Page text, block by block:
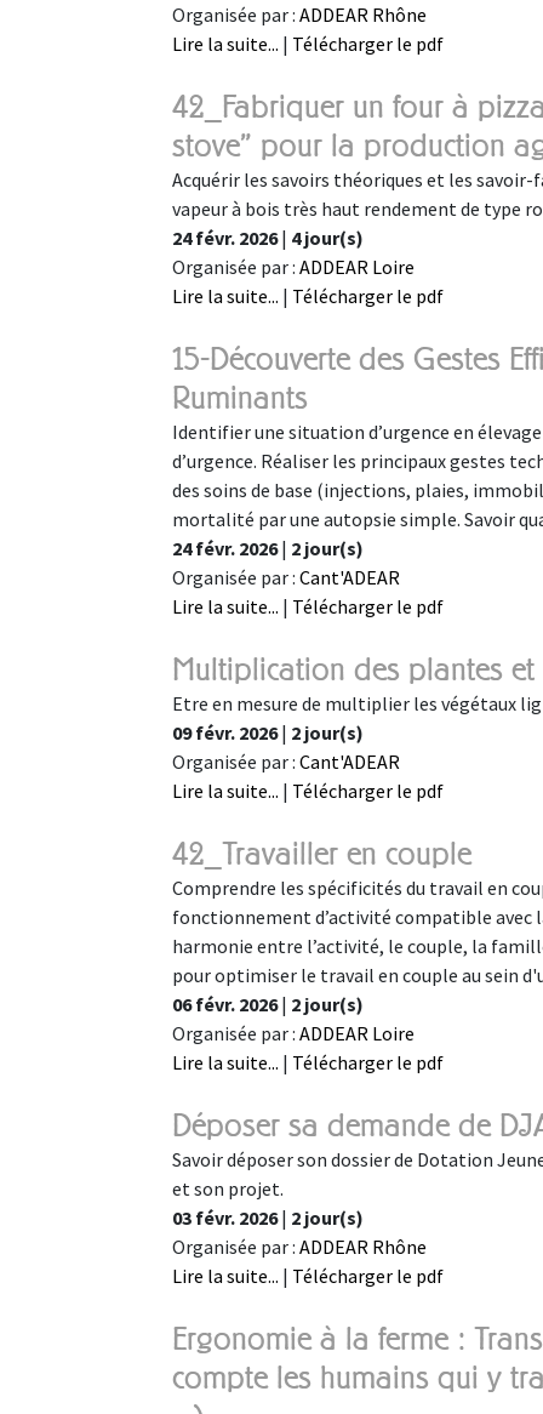
Organisée par : ADDEAR Rhône
Lire la suite... | Télécharger le pdf
42_Fabriquer un four à
stove" pour la production
Acquérir les savoirs théoriques et les
vapeur à bois très haut rendement de type
24 févr. 2026| 4 jour(s)
Organisée par : ADDEAR Loire
Lire la suite... | Télécharger le pdf
15-Découverte des Gestes
Ruminants
Identifier une situation d’urgence en
d’urgence. Réaliser les principaux gestes
des soins de base (injections, plaies,
mortalité par une autopsie simple. Savoir
24 févr. 2026| 2 jour(s)
Organisée par : Cant'ADEAR
Lire la suite... | Télécharger le pdf
Multiplication des plantes
Etre en mesure de multiplier les végétaux
09 févr. 2026| 2 jour(s)
Organisée par : Cant'ADEAR
Lire la suite... | Télécharger le pdf
42_Travailler en couple
Comprendre les spécificités du travail en
fonctionnement d’activité compatible avec
harmonie entre l’activité, le couple, la
pour optimiser le travail en couple au sein
06 févr. 2026| 2 jour(s)
Organisée par : ADDEAR Loire
Lire la suite... | Télécharger le pdf
Déposer sa demande de
Savoir déposer son dossier de Dotation
et son projet.
03 févr. 2026| 2 jour(s)
Organisée par : ADDEAR Rhône
Lire la suite... | Télécharger le pdf
Ergonomie à la ferme :
compte les humains qui y